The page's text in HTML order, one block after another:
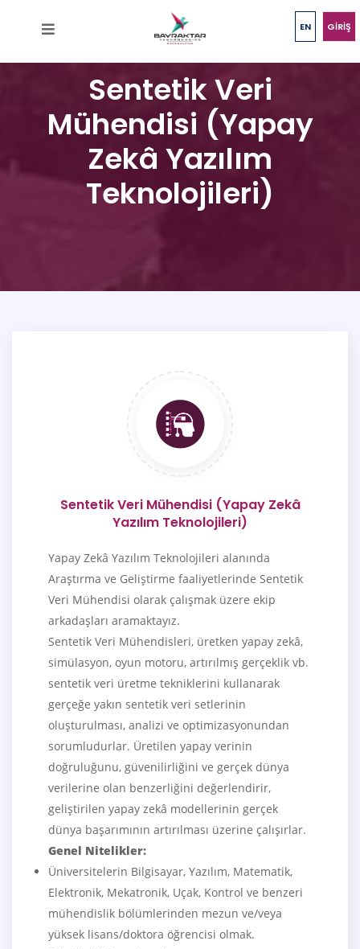
EN GİRİŞ
Sentetik Veri
Mühendisi (Yapay
Zekâ Yazılım
Teknolojileri)
Sentetik Veri Mühendisi (Yapay Zekâ
Yazılım Teknolojileri)
Yapay Zekâ Yazılım Teknolojileri alanında
Araştırma ve Geliştirme faaliyetlerinde Sentetik
Veri Mühendisi olarak çalışmak üzere ekip
arkadaşları aramaktayız.
Sentetik Veri Mühendisleri, üretken yapay zekâ,
simülasyon, oyun motoru, artırılmış gerçeklik vb.
sentetik veri üretme tekniklerini kullanarak
gerçeğe yakın sentetik veri setlerinin
oluşturulması, analizi ve optimizasyonundan
sorumludurlar. Üretilen yapay verinin
doğruluğunu, güvenilirliğini ve gerçek dünya
verilerine olan benzerliğini değerlendirir,
geliştirilen yapay zekâ modellerinin gerçek
dünya başarımının artırılması üzerine çalışırlar.
Genel Nitelikler:
Üniversitelerin Bilgisayar, Yazılım, Matematik,
Elektronik, Mekatronik, Uçak, Kontrol ve benzeri
mühendislik bölümlerinden mezun ve/veya
yüksek lisans/doktora öğrencisi olmak.